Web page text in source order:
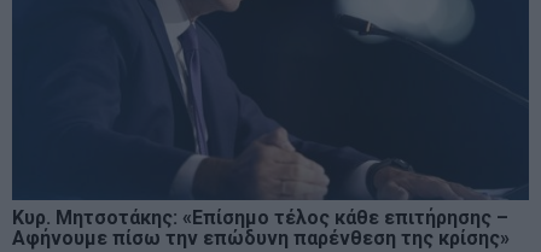
Κυρ. Μητσοτάκης: «Επίσημο τέλος κάθε επιτήρησης –
Αφήνουμε πίσω την επώδυνη παρένθεση της κρίσης»